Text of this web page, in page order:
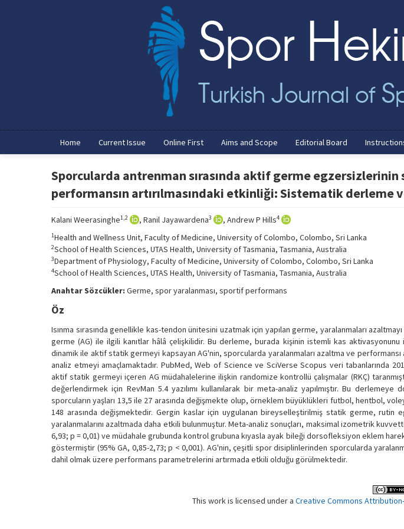
Home Current Issue Online First Aims and Scope Editorial Board
Sporcularda antrenman sırasında aktif germe egzersizlerinin
performansın artırılmasındaki etkinliği: Sistematik derleme
Kalani Weerasinghe1,2 , Ranil Jayawardena3 , Andrew P Hills4
1Health and Wellness Unit, Faculty of Medicine, University of Colombo, Colombo, Sri Lanka
2School of Health Sciences, UTAS Health, University of Tasmania, Tasmania, Australia
3Department of Physiology, Faculty of Medicine, University of Colombo, Colombo, Sri Lanka
4School of Health Sciences, UTAS Health, University of Tasmania, Tasmania, Australia
Anahtar Sözcükler: Germe, spor yaralanması, sportif performans
Öz
Isınma sırasında genellikle kas-tendon ünitesini uzatmak için yapılan germe, yaralanmaları
germe (AG) ile ilgili kanıtlar hâlâ çelişkilidir. Bu derleme, burada kişinin istemli kas
dinamik ile aktif statik germeyi kapsayan AG'nin, sporcularda yaralanmaları azaltma ve
analiz etmeyi amaçlamaktadır. PubMed, Web of Science ve SciVerse Scopus veri tabanlarında
aktif statik germeyi içeren AG müdahalelerine ilişkin randomize kontrollü çalışmalar (RKÇ)
değerlendirmek için RevMan 5.4 yazılımı kullanılarak bir meta-analiz yapılmıştır. Bu derlemeye
sporcuların yaşları 13,5 ile 27 arasında değişmekte olup, örneklem büyüklükleri futbol, hentbol,
148 arasında değişmektedir. Gergin kaslar için uygulanan bireyselleştirilmiş statik germe,
yaralanmalarını azaltmada daha etkili bulunmuştur. Meta-analiz sonuçları, maksimal izometrik
6,93; p = 0,01) ve müdahale grubunda kontrol grubuna kıyasla ayak bileği dorsofleksiyon eklem
göstermiştir (95% GA, 0,85-2,73; p < 0,001). AG'nin, çeşitli spor disiplinlerinden sporcularda
dahil olmak üzere performans parametrelerini artırmada etkili olduğu görülmektedir.
This work is licensed under a Creative Commons